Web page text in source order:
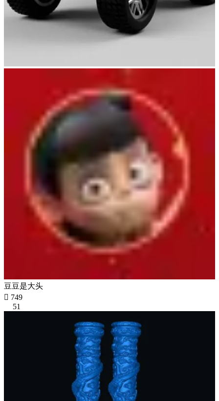
豆豆是大头
 749
51